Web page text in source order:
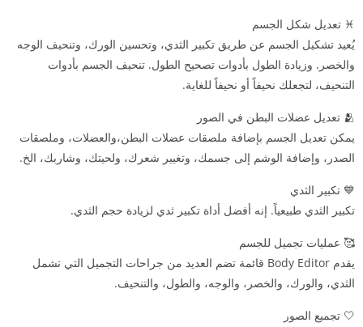
♓︎ تعديل شكل الجسم
يُعيد تشكيل الجسم عن طريق تكبير الثدي، وتحسين الورك، وتنحيف الوجه
والخصر. وزيادة الطول بأدوات تصحيح الطول. تنحيف الجسم بأدوات
التنحيف، لتجعلك نحيفاً أو نحيفاً للغاية.
🫂 تعديل عضلات البطن في الصور
يمكن تعديل الجسم بإضافة ملصقات عضلات البطن،والعضلات، وملصقات
الصدر، وإضافة الوشم إلى جسمك، وتغيير شعرك، ولحيتك، وشاربك، الخ.
💙 تكبير الثدي
تكبير الثدي طبيعياً. إنه أفضل أداة تكبير ثدي لزيادة حجم الثدي.
🥰 عمليات تجميل للجسم
يقدم Body Editor قائمة تضم العديد من جراحات التجميل التي تشمل
الثدي، والورك، والخصر، والوجه، والطول، والتنحيف.
🤍 تجميع الصور